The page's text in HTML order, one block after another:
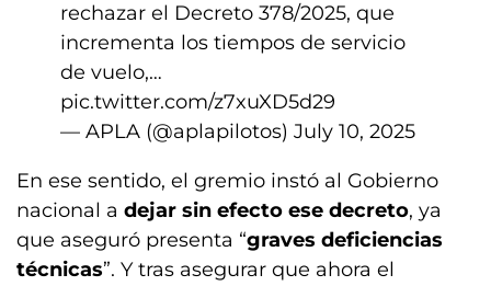
rechazar el Decreto 378/2025, que
incrementa los tiempos de servicio
de vuelo,…
pic.twitter.com/z7xuXD5d29
— APLA (@aplapilotos) July 10, 2025
En ese sentido, el gremio instó al Gobierno
nacional a dejar sin efecto ese decreto, ya
que aseguró presenta “graves deficiencias
técnicas”. Y tras asegurar que ahora el